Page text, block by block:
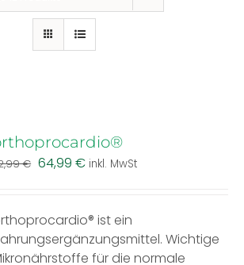
€ Ursprünglicher
72,99 €
64,99€Aktueller
64,99 €.
inkl. MwSt
ist ein
Wichtige
für die normale